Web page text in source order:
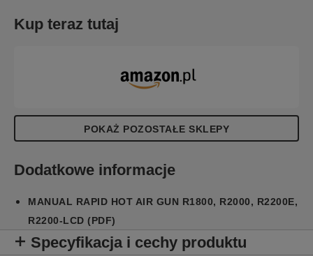
Doskonale leży w ręku dzięki podwójnie miękkiemu
uchwytowi oraz osłonie uchwytu. Wyposażona jest
stabilność i bezpieczeństwo podczas pracy w
pozycji stojącej. Ustaw temperaturę na trzech
przepływu powietrza i pozwól R2000 zapewnić za
każdym razem doskonałe rezultaty.
Kup teraz tutaj
POKAŻ POZOSTAŁE SKLEPY
Dodatkowe informacje
MANUAL RAPID HOT AIR GUN R1800, R2000, R2200E,
R2200-LCD (PDF)
Specyfikacja i cechy produktu